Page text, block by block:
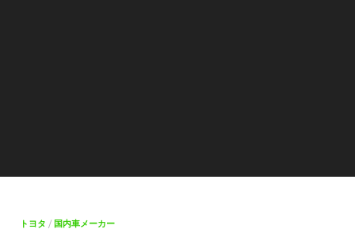
トヨタ / 国内車メーカー